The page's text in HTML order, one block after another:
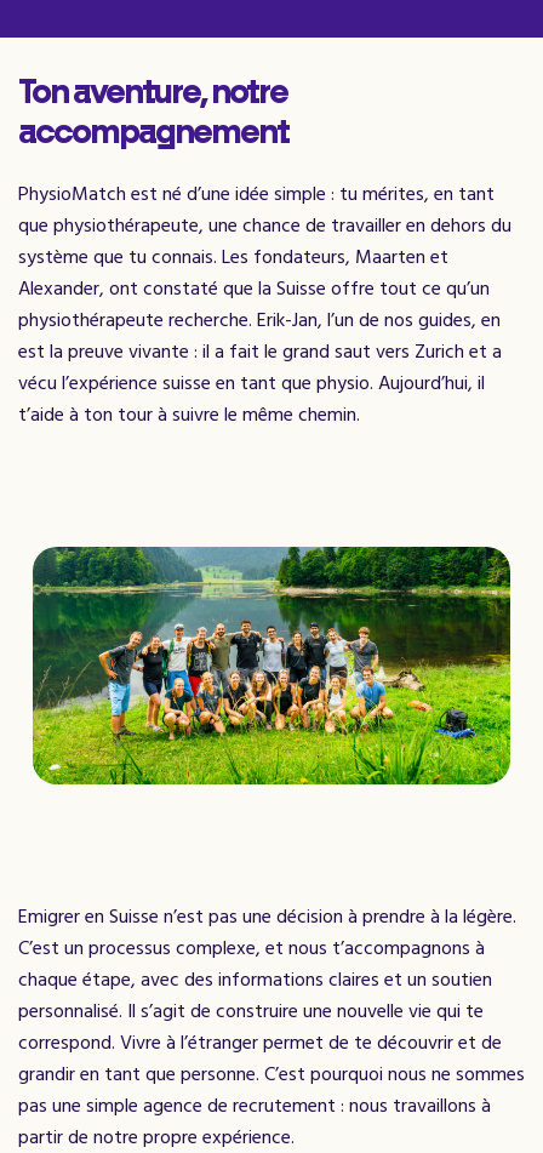
Ton aventure, notre
accompagnement
PhysioMatch est né d’une idée simple : tu mérites, en tant
que physiothérapeute, une chance de travailler en dehors du
système que tu connais. Les fondateurs, Maarten et
Alexander, ont constaté que la Suisse offre tout ce qu’un
physiothérapeute recherche. Erik-Jan, l’un de nos guides, en
est la preuve vivante : il a fait le grand saut vers Zurich et a
vécu l’expérience suisse en tant que physio. Aujourd’hui, il
t’aide à ton tour à suivre le même chemin.
Emigrer en Suisse n’est pas une décision à prendre à la légère.
C’est un processus complexe, et nous t’accompagnons à
chaque étape, avec des informations claires et un soutien
personnalisé. Il s’agit de construire une nouvelle vie qui te
correspond. Vivre à l’étranger permet de te découvrir et de
grandir en tant que personne. C’est pourquoi nous ne sommes
pas une simple agence de recrutement : nous travaillons à
partir de notre propre expérience.